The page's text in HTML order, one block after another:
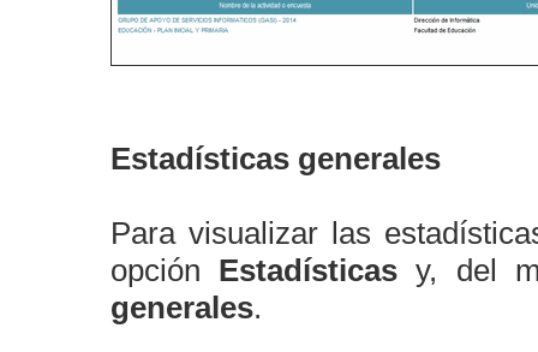
Estadísticas generales
Para visualizar las
opción Estadísticas y, del
generales.